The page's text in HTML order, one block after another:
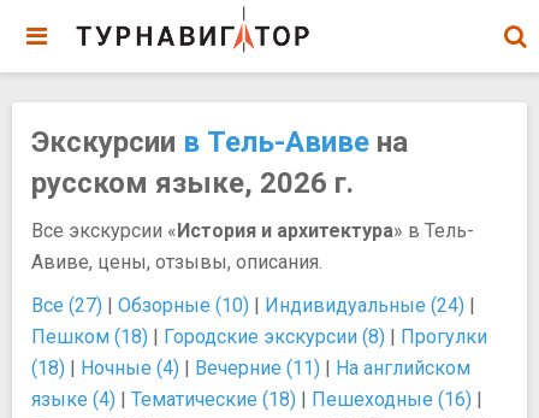
Экскурсии в Тель-Авиве на
русском языке, 2026 г.
Все экскурсии «История и архитектура» в Тель-
Авиве, цены, отзывы, описания.
Все (27) | Обзорные (10) | Индивидуальные (24) |
Пешком (18) | Городские экскурсии (8) | Прогулки
(18) | Ночные (4) | Вечерние (11) | На английском
языке (4) | Тематические (18) | Пешеходные (16) |